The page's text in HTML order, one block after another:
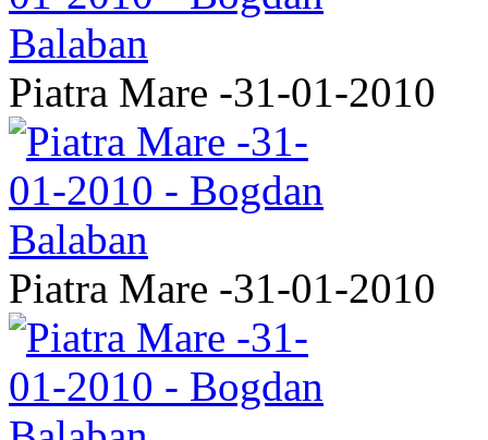
Piatra Mare -31-01-2010
Piatra Mare -31-01-2010